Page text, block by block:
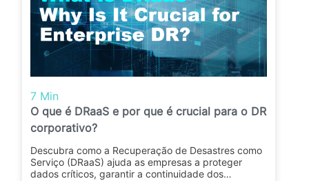
7 Min
O que é DRaaS e por que é crucial para o DR
corporativo?
Descubra como a Recuperação de Desastres como
Serviço (DRaaS) ajuda as empresas a proteger
dados críticos, garantir a continuidade dos